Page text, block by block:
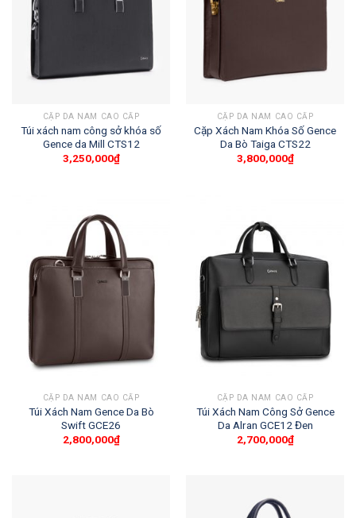
CẶP DA NAM CAO CẤP
Túi xách nam công sở khóa số
Gence da Mill CTS12
3,250,000₫
CẶP DA NAM CAO CẤP
Cặp Xách Nam Khóa Số Gence
Da Bò Taiga CTS22
3,800,000₫
CẶP DA NAM CAO CẤP
Túi Xách Nam Gence Da Bò
Swift GCE26
2,800,000₫
CẶP DA NAM CAO CẤP
Túi Xách Nam Công Sở Gence
Da Alran GCE12 Đen
2,700,000₫